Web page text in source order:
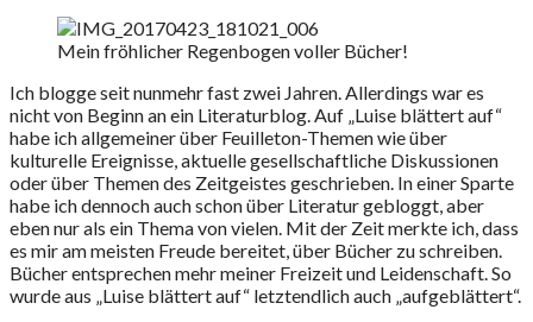
Mein fröhlicher Regenbogen voller Bücher!
Ich blogge seit nunmehr fast zwei Jahren. Allerdings war es
nicht von Beginn an ein Literaturblog. Auf „Luise blättert auf“
habe ich allgemeiner über Feuilleton-Themen wie über
kulturelle Ereignisse, aktuelle gesellschaftliche Diskussionen
oder über Themen des Zeitgeistes geschrieben. In einer Sparte
habe ich dennoch auch schon über Literatur gebloggt, aber
eben nur als ein Thema von vielen. Mit der Zeit merkte ich, dass
es mir am meisten Freude bereitet, über Bücher zu schreiben.
Bücher entsprechen mehr meiner Freizeit und Leidenschaft. So
wurde aus „Luise blättert auf“ letztendlich auch „aufgeblättert“.